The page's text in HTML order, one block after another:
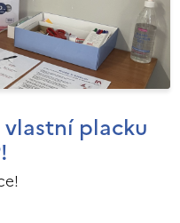
placku